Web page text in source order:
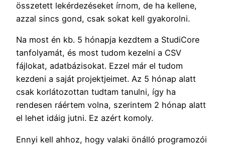
összetett lekérdezéseket írnom, de ha kellene,
azzal sincs gond, csak sokat kell gyakorolni.
Na most én kb. 5 hónapja kezdtem a StudiCore
tanfolyamát, és most tudom kezelni a CSV
fájlokat, adatbázisokat. Ezzel már el tudom
kezdeni a saját projektjeimet. Az 5 hónap alatt
csak korlátozottan tudtam tanulni, így ha
rendesen ráértem volna, szerintem 2 hónap alatt
el lehet idáig jutni. Ez azért komoly.
Ennyi kell ahhoz, hogy valaki önálló programozói